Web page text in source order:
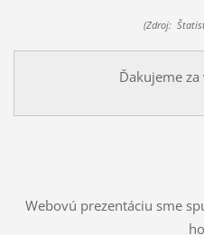
(Zdroj:
Ďakujeme
Webovú prezentáciu sme